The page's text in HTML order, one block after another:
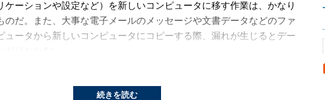
ケーションや設定など）を新しいコンピュータに移す作業は、かなり
のだ。また、大事な電子メールのメッセージや文書データなどのファ
ュータから新しいコンピュータにコピーする際、漏れが生じるとデー
7への移行を検討しているユーザ
続きを読む